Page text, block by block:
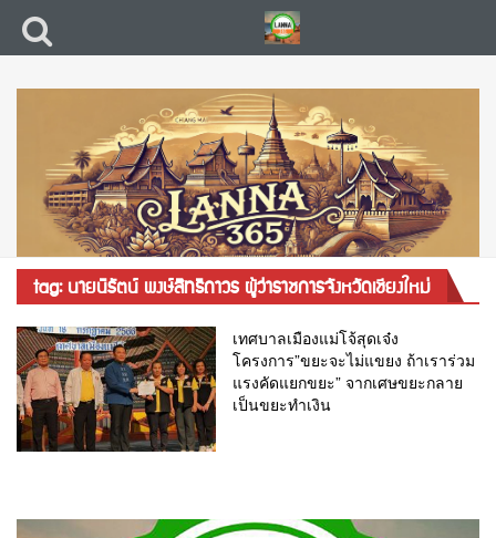
tag: นายนิรัตน์ พงษ์สิทธิถาวร ผู้ว่าราชการจังหวัดเชียงใหม่
เทศบาลเมืองแม่โจ้สุดเจ๋ง
โครงการ”ขยะจะไม่แขยง ถ้าเราร่วม
แรงคัดแยกขยะ” จากเศษขยะกลาย
เป็นขยะทำเงิน